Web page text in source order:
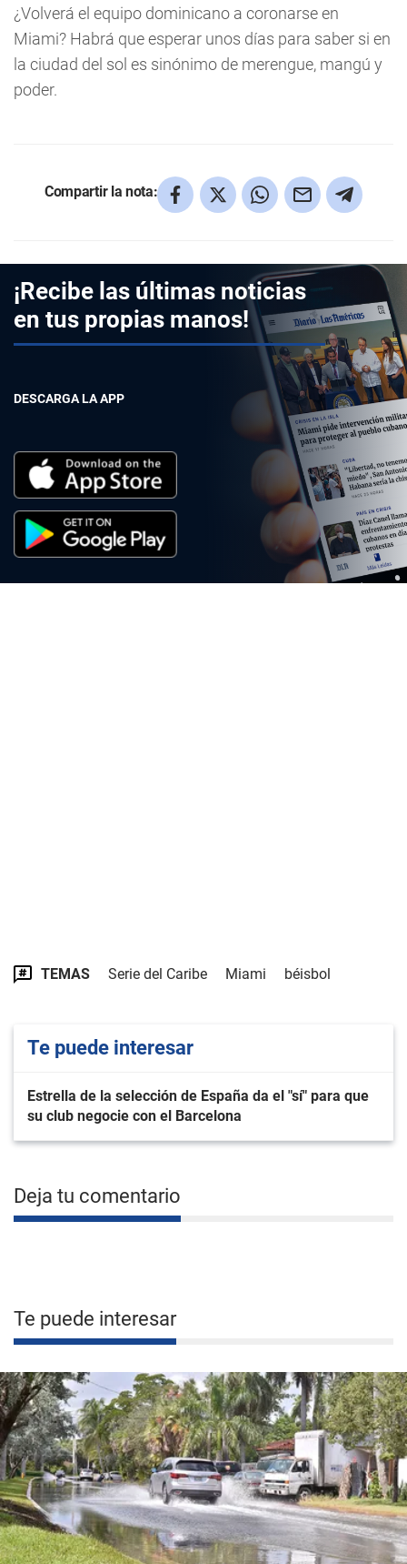
¿Volverá el equipo dominicano a coronarse en
Miami? Habrá que esperar unos días para saber si en
la ciudad del sol es sinónimo de merengue, mangú y
poder.
Compartir la nota:
¡Recibe las últimas noticias
en tus propias manos!
DESCARGA LA APP
TEMAS Serie del Caribe Miami béisbol
Te puede interesar
Estrella de la selección de España da el "sí" para que
su club negocie con el Barcelona
Deja tu comentario
Te puede interesar